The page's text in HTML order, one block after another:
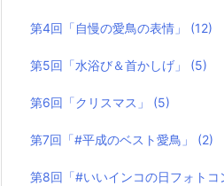
第4回「自慢の愛鳥の表情」 (12)
第5回「水浴び＆首かしげ」 (5)
第6回「クリスマス」 (5)
第7回「#平成のベスト愛鳥」 (2)
第8回「#いいインコの日フォトコ